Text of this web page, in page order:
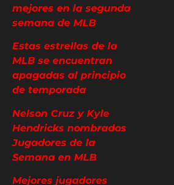
mejores en la segunda
semana de MLB
Estas estrellas de la
MLB se encuentran
apagadas al principio
de temporada
Nelson Cruz y Kyle
Hendricks nombrados
Jugadores de la
Semana en MLB
Mejores jugadores